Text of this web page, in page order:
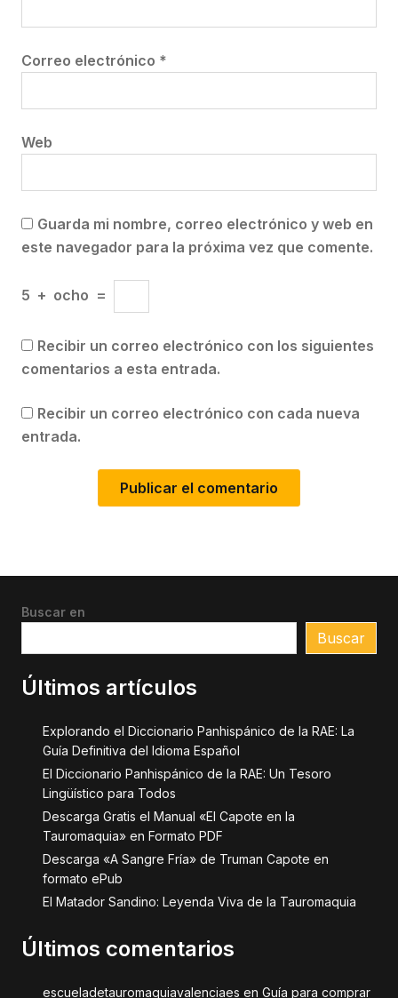
Correo electrónico *
Web
Guarda mi nombre, correo electrónico y web en
este navegador para la próxima vez que comente.
5 + ocho =
Recibir un correo electrónico con los siguientes
comentarios a esta entrada.
Recibir un correo electrónico con cada nueva
entrada.
Buscar en
Buscar
Últimos artículos
Explorando el Diccionario Panhispánico de la RAE: La
Guía Definitiva del Idioma Español
El Diccionario Panhispánico de la RAE: Un Tesoro
Lingüístico para Todos
Descarga Gratis el Manual «El Capote en la
Tauromaquia» en Formato PDF
Descarga «A Sangre Fría» de Truman Capote en
formato ePub
El Matador Sandino: Leyenda Viva de la Tauromaquia
Últimos comentarios
escueladetauromaquiavalenciaes en Guía para comprar